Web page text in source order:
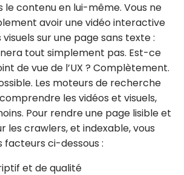
le contenu en lui-même. Vous ne
avoir une vidéo interactive
sur une page sans texte :
tout simplement pas. Est-ce
de vue de l’UX ? Complètement.
Les moteurs de recherche
les vidéos et visuels,
Pour rendre une page lisible et
les crawlers, et indexable, vous
facteurs ci-dessous :
et de qualité